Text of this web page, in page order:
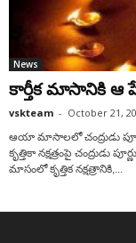
News
కార్తీక మాసానికి ఆ
vskteam - October 21,
ఆయా మాసాలలో చంద్రుడు
కృత్తికా నక్షత్రంపై
మాసంలో కృత్తిక నక్షత్రానికి,...